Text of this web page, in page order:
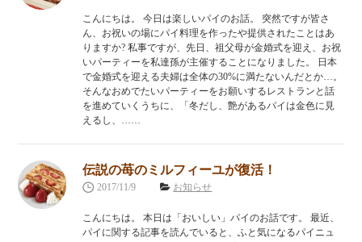
こんにちは。 今日は楽しいパイのお話。 突然ですが皆さ
ん、お祝いの場にパイ料理を作ったや提供されたことはあ
りますか? 私事ですが、先日、祖父母が金婚式を迎え、お祝
いパーティーを私達孫が主催することになりました。 日本
で金婚式を迎える夫婦は全体の30%に満たないんだとか…。
そんなおめでたいパーティーをお願いするレストランと話
を進めていくうちに、「冬だし、艶があるパイは金色に見
えるし、……
伝説の苺のミルフィーユが復活！
2017/11/9 お知らせ
こんにちは。 本日は「おいしい」パイのお話です。 最近、
パイに関する記事を読んでいると、ふと気になるパイニュ